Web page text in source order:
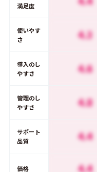
満足度
使いやす
さ
4.3
導入のし
やすさ
4.6
管理のし
やすさ
4.8
サポート
品質
4.4
価格 4.4